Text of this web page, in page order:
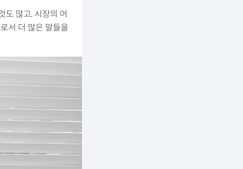
도 많고, 시장의 어
서 더 많은 말들을